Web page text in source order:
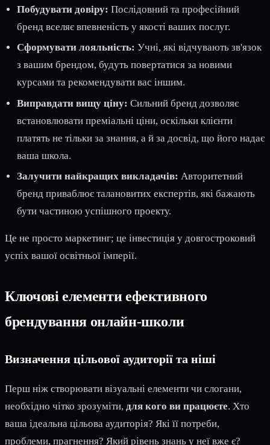
Побудувати довіру: Послідовний та професійний
бренд вселяє впевненість у якості ваших послуг.
Сформувати лояльність: Учні, які відчувають зв'язок
з вашим брендом, будуть повертатися за новими
курсами та рекомендувати вас іншим.
Виправдати вищу ціну: Сильний бренд дозволяє
встановлювати преміальні ціни, оскільки клієнти
платять не тільки за знання, а й за досвід, що його надає
ваша школа.
Залучити найкращих викладачів: Авторитетний
бренд приваблює талановитих експертів, які бажають
бути частиною успішного проекту.
Це не просто маркетинг; це інвестиція у довгостроковий
успіх вашої освітньої імперії.
Ключові елементи ефективного
брендування онлайн-школи
Визначення цільової аудиторії та ніші
Перш ніж створювати візуальні елементи чи слогани,
необхідно чітко зрозуміти, для кого ви працюєте. Хто
ваша ідеальна цільова аудиторія? Які її потреби,
проблеми, прагнення? Який рівень знань у неї вже є?